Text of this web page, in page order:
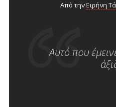
Από τηνΕιρήνη
Αυτό που